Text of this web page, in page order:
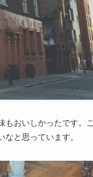
もおいしかったです。こ
と思っています。